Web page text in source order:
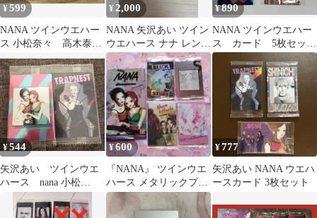
¥599
NANA ツインウエハー
ス 小松奈々 高木泰
士 メタリックカー
ド ２枚セット
¥2,000
NANA 矢沢あい ツイン
ウエハース ナナ レン
VR‐25
¥ 890
NANA ツインウエハー
ス カード 5枚セッ
ト 矢沢あい
¥544
矢沢あい ツインウエ
ハース nana 小松
奈々 大崎ナナ 芹澤
レイラ
¥600
『NANA』 ツインウエ
ハース メタリックプラ
カード 4枚セット
¥777
矢沢あい NANA ウエハ
ースカード 3枚セット